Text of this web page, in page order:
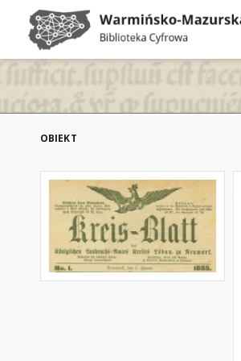
OBIEKT